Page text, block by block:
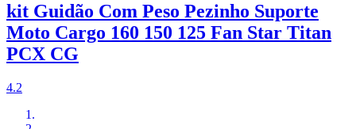
kit Guidão Com Peso Pezinho Suporte
Moto Cargo 160 150 125 Fan Star Titan
PCX CG
4.2